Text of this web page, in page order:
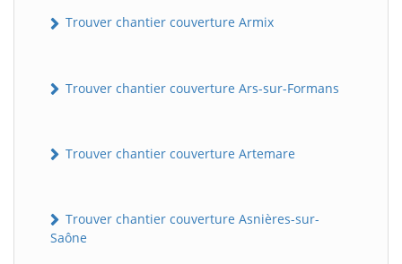
Trouver chantier couverture Armix
Trouver chantier couverture Ars-sur-Formans
Trouver chantier couverture Artemare
Trouver chantier couverture Asnières-sur-
Saône